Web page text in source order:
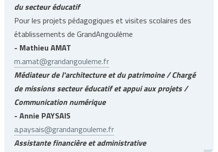
du secteur éducatif
Pour les projets pédagogiques et visites scolaires des
établissements de GrandAngoulême
- Mathieu AMAT
m.amat@grandangouleme.fr
Médiateur de l'architecture et du patrimoine / Chargé
de missions secteur éducatif et appui aux projets /
Communication numérique
- Annie PAYSAIS
a.paysais@grandangouleme.fr
Assistante financière et administrative